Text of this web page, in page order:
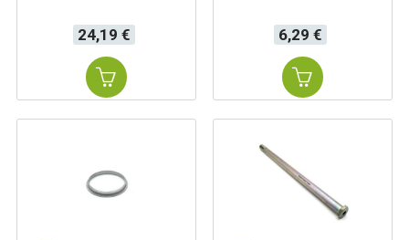
Precio
24,19 € Precio
6,29 €